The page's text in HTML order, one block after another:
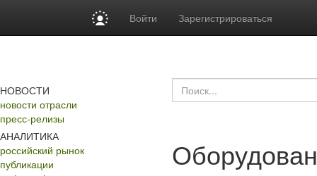
Войти Зарегистрироваться
НОВОСТИ
новости отрасли
пресс-релизы
АНАЛИТИКА
российский рынок
публикации